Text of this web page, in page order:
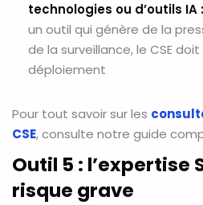
technologies ou d’outils IA :
un outil qui génère de la
de la surveillance, le CSE
déploiement
Pour tout savoir sur les
CSE, consulte notre guide
Outil 5 : l’expertise
risque grave